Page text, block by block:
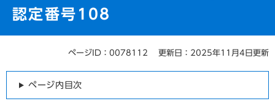
認定番号108
ページID：0078112 更新日：2025年11月4日更新
ページ内目次